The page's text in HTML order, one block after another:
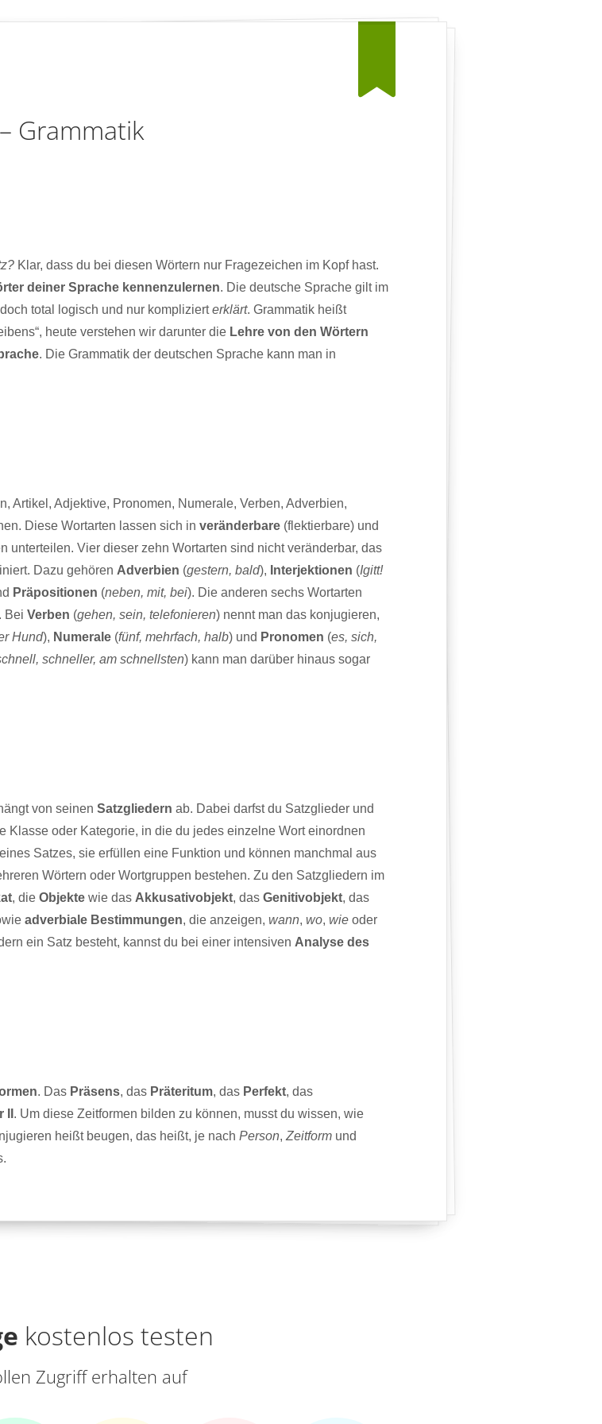
Grammatik
Klar, dass du bei diesen Wörtern nur Fragezeichen im Kopf hast.
deiner Sprache kennenzulernen. Die deutsche Sprache gilt im
total logisch und nur komplizierterklärt. Grammatik heißt
heute verstehen wir darunter die Lehre von den Wörtern
. Die Grammatik der deutschen Sprache kann man in
Artikel, Adjektive, Pronomen, Numerale, Verben, Adverbien,
Diese Wortarten lassen sich in veränderbare(flektierbare) und
unterteilen. Vier dieser zehn Wortarten sind nicht veränderbar, das
Dazu gehören Adverbien (gestern, bald), Interjektionen (Igitt!
Präpositionen (neben, mit, bei). Die anderen sechs Wortarten
Bei Verben (gehen, sein, telefonieren) nennt man das konjugieren,
Hund), Numerale(fünf, mehrfach, halb) und Pronomen (es, sich,
schneller, am schnellsten) kann man darüber hinaus sogar
von seinen Satzgliedern ab. Dabei darfst du Satzglieder und
Klasse oder Kategorie, in die du jedes einzelne Wort einordnen
Satzes, sie erfüllen eine Funktion und können manchmal aus
Wörtern oder Wortgruppen bestehen. Zu den Satzgliedern im
, die Objektewie das Akkusativobjekt, das Genitivobjekt, das
adverbiale Bestimmungen, die anzeigen, wann, wo, wieoder
ein Satz besteht, kannst du bei einer intensiven Analyse des
. Das Präsens, das Präteritum, das Perfekt, das
. Um diese Zeitformen bilden zu können, musst du wissen, wie
heißt beugen, das heißt, je nach Person, Zeitformund
kostenlos testen
Zugriff erhalten auf